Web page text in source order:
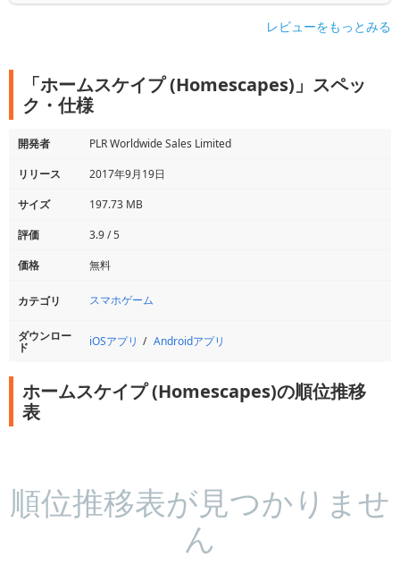
レビューをもっとみる
「ホームスケイプ (Homescapes)」スペッ
ク・仕様
開発者
PLR Worldwide Sales Limited
リリース
2017年9月19日
サイズ
197.73 MB
評価
3.9 / 5
価格
無料
カテゴリ スマホゲーム
ダウンロー
ド iOSアプリ Androidアプリ
ホームスケイプ (Homescapes)の順位推移
表
順位推移表が見つかりませ
ん